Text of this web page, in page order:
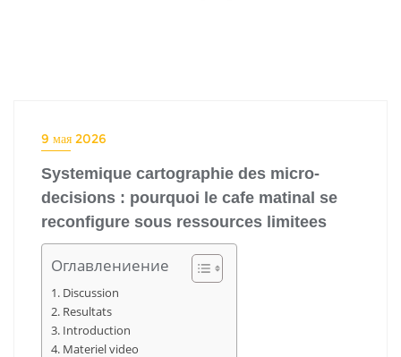
9 мая 2026
Systemique cartographie des micro-
decisions : pourquoi le cafe matinal se
reconfigure sous ressources limitees
Оглавлениение
Discussion
Resultats
Introduction
Materiel video